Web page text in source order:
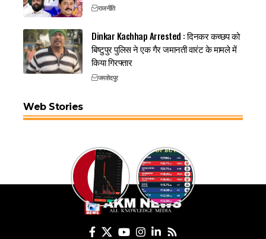
राजनीति
Dinkar Kachhap Arrested : दिनकर कच्छप को
बिष्टुपुर पुलिस ने एक गैर जमानती वारंट के मामले में
किया गिरफ्तार
जमशेदपुर
Web Stories